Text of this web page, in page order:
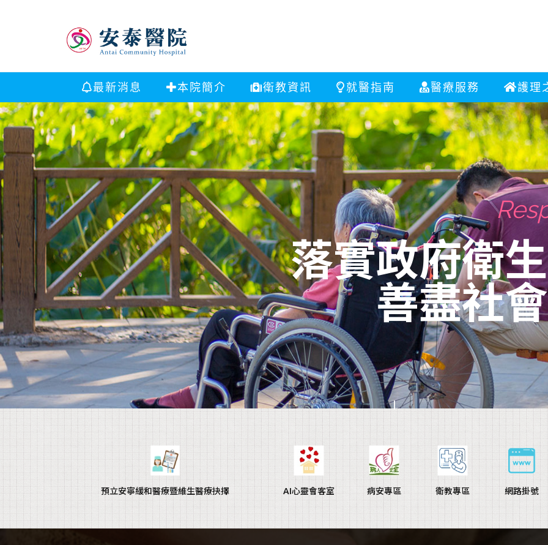
最新消息 本院簡介 衛教資訊 就醫指南 醫療服務 護理
落實政府衛
善盡社
社區的
預立安寧緩和醫療暨維生醫療抉擇 AI心靈會客室 病安專區 衛教專區 網路掛號
※本網站著作權歸高雄市安泰醫院所有，未經允許請勿任意